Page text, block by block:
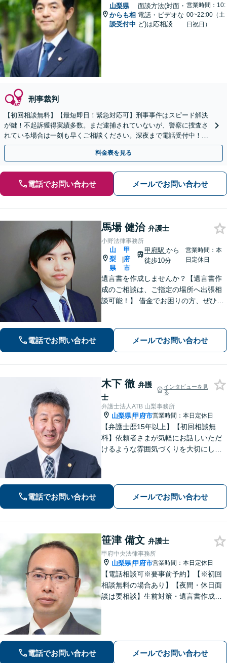
山梨県
からも相
談受付中
面談方法(対面・
電話・ビデオな
ど)は応相談
営業時間：10:
00~22:00（土
日祝日）
刑事裁判
【初回相談無料】【最短即日！緊急対応可】刑事事件はスピード解決
が鍵！不起訴獲得実績多数。まだ逮捕されていないが、警察に捜査さ
れている場合は一刻も早くご相談ください。深夜まで電話受付中！痴
漢／盗撮／のぞき／その他性犯罪など
料金表を見る
電話でお問い合わせ メールでお問い合わせ
馬場 健治 弁護士
小野法律事務所
山
梨
県
|
甲
府
市
甲府駅 から
徒歩10分
営業時間：本
日定休日
遺言書を作成しませんか？【遺言書作
成のご相談は、ご指定の場所へ出張相
談可能！】 借金でお困りの方、ぜひご
可能。借金問題で困ったらまず相談
電話でお問い合わせ メールでお問い合わせ
木下 徹 弁護
士
インタビューを見
る
弁護士法人ATB 山梨事務所
山梨県|甲府市営業時間：本日定休日
【弁護士歴15年以上】【初回相談無
料】依頼者さまが気軽にお話しいただ
けるような雰囲気づくりを大切にして
い。【電話・メール・WEB相談可】
電話でお問い合わせ メールでお問い合わせ
笹津 備文 弁護士
甲府中央法律事務所
山梨県|甲府市営業時間：本日定休日
【電話相談可※要事前予約】【※初回
相談無料の場合あり】【夜間・休日面
談は要相談】生前対策・遺言書作成は
示談交渉【法テラス相談利用可※事件
電話でお問い合わせ メールでお問い合わせ